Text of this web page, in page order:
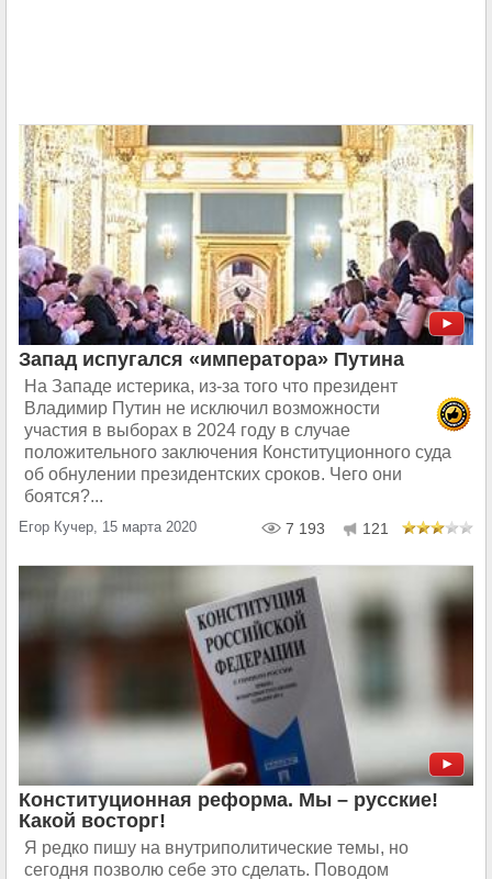
Запад испугался «императора» Путина
На Западе истерика, из-за того что президент
Владимир Путин не исключил возможности
участия в выборах в 2024 году в случае
положительного заключения Конституционного суда
об обнулении президентских сроков. Чего они
боятся?...
Егор Кучер, 15 марта 2020 7 193 121
Конституционная реформа. Мы – русские!
Какой восторг!
Я редко пишу на внутриполитические темы, но
сегодня позволю себе это сделать. Поводом